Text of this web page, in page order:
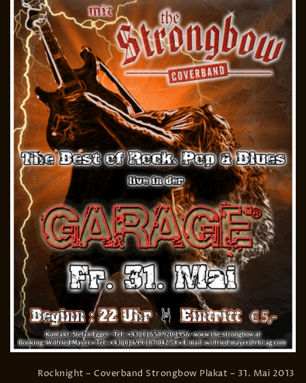
Rocknight – Coverband Strongbow Plakat – 31. Mai 2013